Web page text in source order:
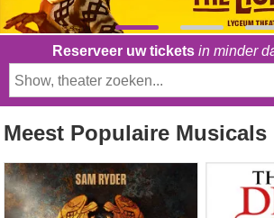
Reserveer uw tickets in minder
Meest Populaire Musicals
Jesus Christ Superstar
(London Palladium)
The Devil